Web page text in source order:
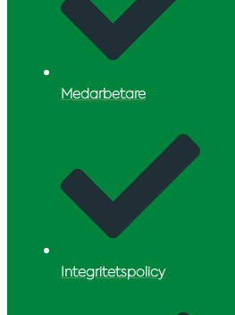
Medarbetare
Integritetspolicy